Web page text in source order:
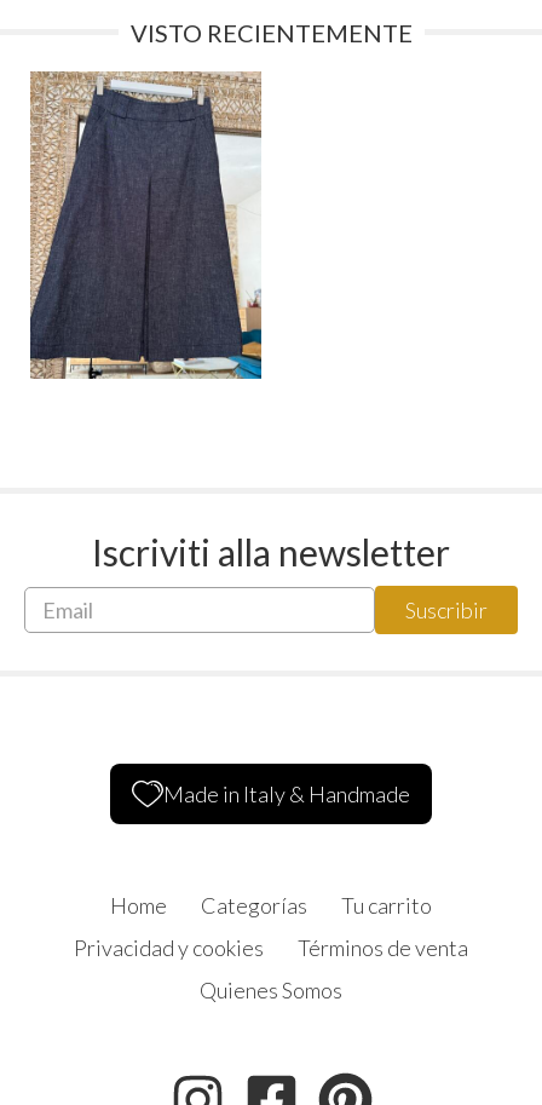
VISTO RECIENTEMENTE
Iscriviti alla newsletter
Made in Italy & Handmade
Home Categorías
Tu carrito
Privacidad y cookies
Términos de venta
Quienes Somos